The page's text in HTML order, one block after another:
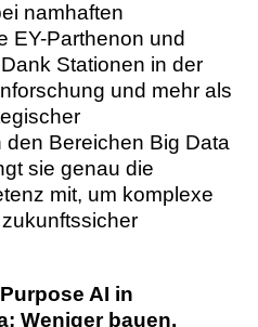
namhaften
EY-Parthenon und
Stationen in der
und mehr als
Bereichen Big Data
sie genau die
mit, um komplexe
AI in
Weniger bauen,